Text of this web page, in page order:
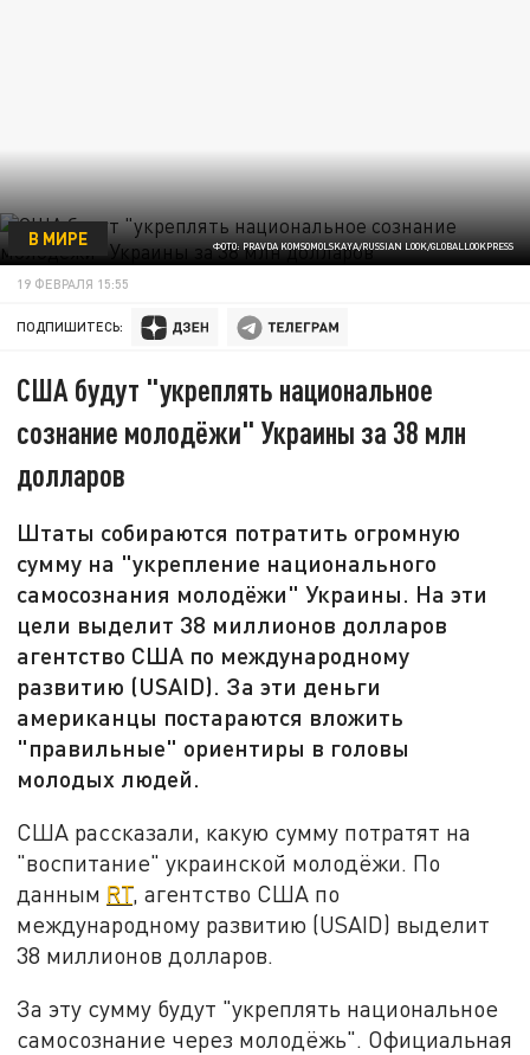
ФОТО: PRAVDA KOMSOMOLSKAYA/RUSSIAN LOOK/GLOBALLOOKPRESS
В МИРЕ
19 ФЕВРАЛЯ 15:55
ПОДПИШИТЕСЬ:
США будут "укреплять национальное
сознание молодёжи" Украины за 38 млн
долларов
Штаты собираются потратить огромную
сумму на "укрепление национального
самосознания молодёжи" Украины. На эти
цели выделит 38 миллионов долларов
агентство США по международному
развитию (USAID). За эти деньги
американцы постараются вложить
"правильные" ориентиры в головы
молодых людей.
США рассказали, какую сумму потратят на
"воспитание" украинской молодёжи. По
данным RT, агентство США по
международному развитию (USAID) выделит
38 миллионов долларов.
За эту сумму будут "укреплять национальное
самосознание через молодёжь". Официальная